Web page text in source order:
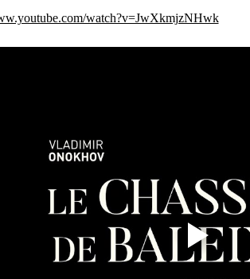
watch?v=JwXkmjzNHwk